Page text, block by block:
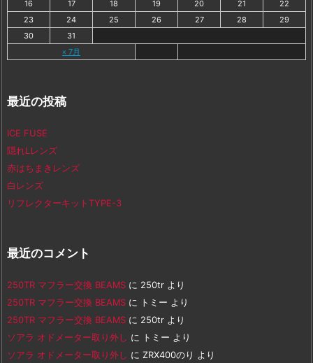
« 7月
16
17 18 19 20 21
22
23
24 25 26 27 28
29
30
31
最近の投稿
ICE FUSE
隠れLレンズ
赤はちまきレンズ
白レンズ
リフレクターキットTYPE-3
最近のコメント
250TR マフラー交換 BEAMS に 250tr より
250TR マフラー交換 BEAMS に トミー より
250TR マフラー交換 BEAMS に 250tr より
ソアラ オドメーター取り外し に トミー より
ソアラ オドメーター取り外し に ZRX400のり より